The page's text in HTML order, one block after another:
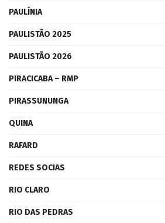
PAULÍNIA
PAULISTÃO 2025
PAULISTÃO 2026
PIRACICABA – RMP
PIRASSUNUNGA
QUINA
RAFARD
REDES SOCIAS
RIO CLARO
RIO DAS PEDRAS